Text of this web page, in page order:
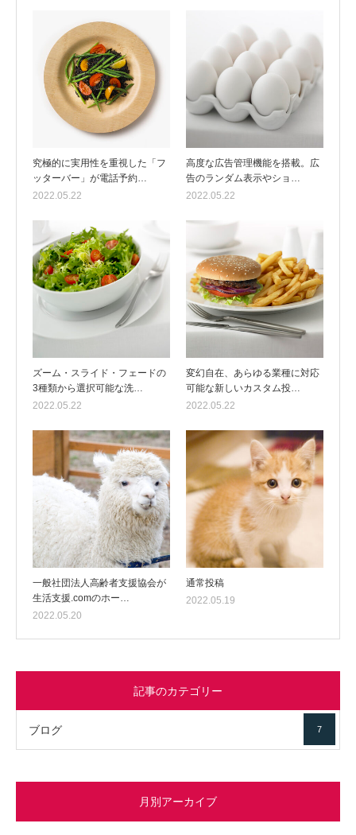
究極的に実用性を重視した「フ
ッターバー」が電話予約…
2022.05.22
高度な広告管理機能を搭載。広
告のランダム表示やショ…
2022.05.22
ズーム・スライド・フェードの
3種類から選択可能な洗…
2022.05.22
変幻自在、あらゆる業種に対応
可能な新しいカスタム投…
2022.05.22
一般社団法人高齢者支援協会が
生活支援.comのホー…
2022.05.20
通常投稿
2022.05.19
記事のカテゴリー
ブログ 7
月別アーカイブ